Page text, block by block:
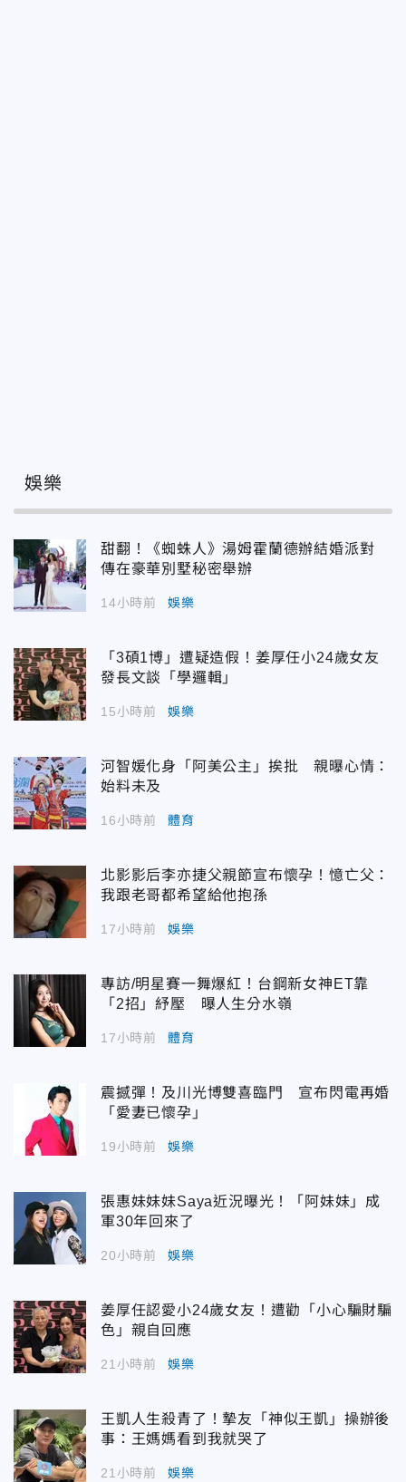
娛樂
甜翻！《蜘蛛人》湯姆霍蘭德辦結婚派對
傳在豪華別墅秘密舉辦
14小時前 娛樂
「3碩1博」遭疑造假！姜厚任小24歲女友
發長文談「學邏輯」
15小時前 娛樂
河智媛化身「阿美公主」挨批 親曝心情：
始料未及
16小時前 體育
北影影后李亦捷父親節宣布懷孕！憶亡父：
我跟老哥都希望給他抱孫
17小時前 娛樂
專訪/明星賽一舞爆紅！台鋼新女神ET靠
「2招」紓壓 曝人生分水嶺
17小時前 體育
震撼彈！及川光博雙喜臨門 宣布閃電再婚
「愛妻已懷孕」
19小時前 娛樂
張惠妹妹妹Saya近況曝光！「阿妹妹」成
軍30年回來了
20小時前 娛樂
姜厚任認愛小24歲女友！遭勸「小心騙財騙
色」親自回應
21小時前 娛樂
王凱人生殺青了！摯友「神似王凱」操辦後
事：王媽媽看到我就哭了
21小時前 娛樂